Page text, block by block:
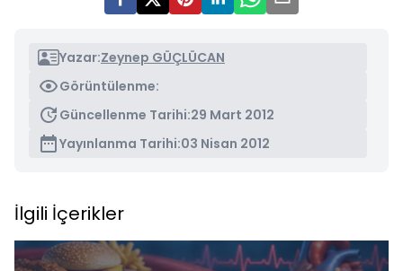
Yazar:Zeynep GÜÇLÜCAN
Görüntülenme:
Güncellenme Tarihi:29 Mart 2012
Yayınlanma Tarihi:03 Nisan 2012
İlgili İçerikler